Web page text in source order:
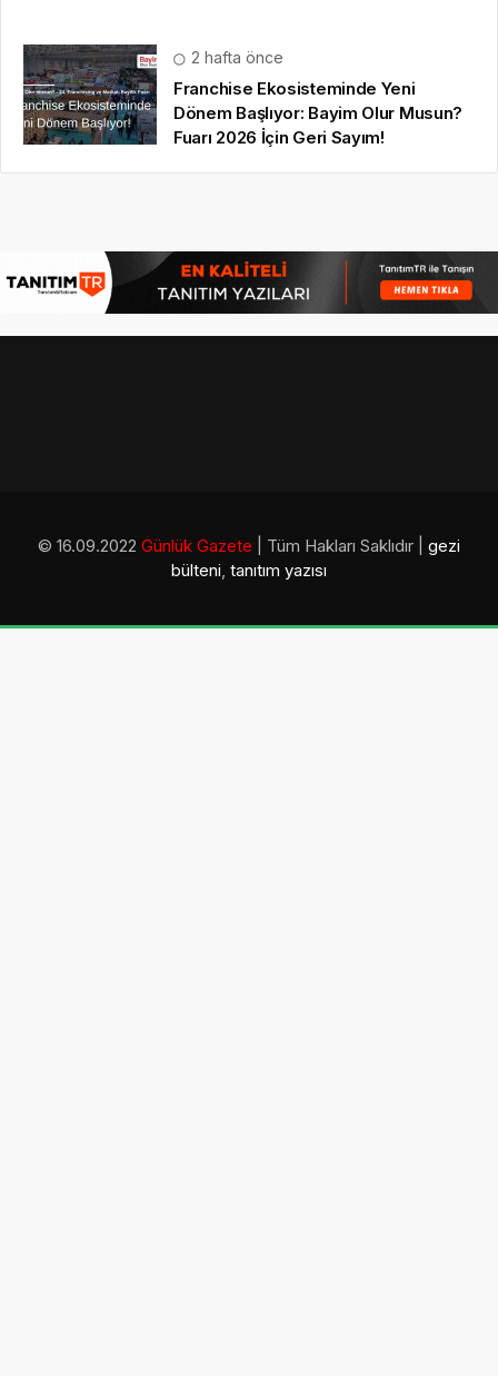
2 hafta önce
Franchise Ekosisteminde Yeni
Dönem Başlıyor: Bayim Olur Musun?
Fuarı 2026 İçin Geri Sayım!
© 16.09.2022 Günlük Gazete | Tüm Hakları Saklıdır | gezi
bülteni, tanıtım yazısı